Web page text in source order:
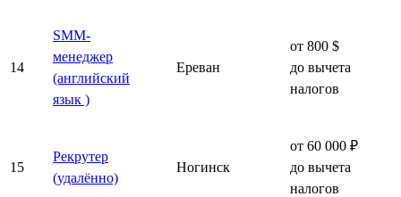
14
SMM-
менеджер
(английский
язык )
Ереван
от 800 $
до вычета
налогов
15
Рекрутер
(удалённо)
Ногинск
от 60 000 ₽
до вычета
налогов